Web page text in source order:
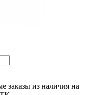
заказы из наличия на